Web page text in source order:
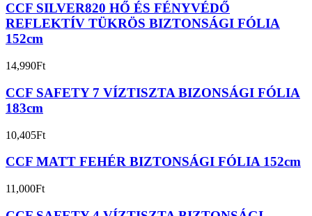
CCF SILVER820 HŐ ÉS FÉNYVÉDŐ
REFLEKTÍV TÜKRÖS BIZTONSÁGI FÓLIA
152cm
14,990Ft
CCF SAFETY 7 VÍZTISZTA BIZONSÁGI FÓLIA
183cm
10,405Ft
CCF MATT FEHÉR BIZTONSÁGI FÓLIA 152cm
11,000Ft